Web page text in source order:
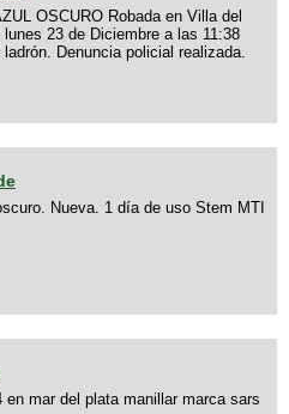
OSCURO Robada en Villa del
23 de Diciembre a las 11:38
Denuncia policial realizada.
Nueva. 1 día de uso Stem MTI
en mar del plata manillar marca sars